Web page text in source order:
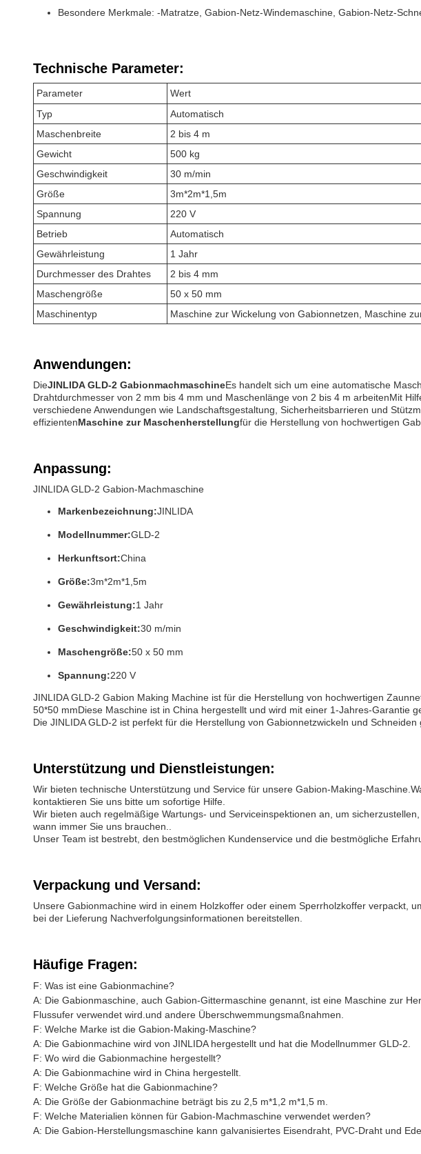
Besondere Merkmale: -Matratze, Gabion-Netz-Windemaschine, Gabion-Netz-
Technische Parameter:
Parameter
Wert
Typ
Automatisch
Maschenbreite
2 bis 4 m
Gewicht
500 kg
Geschwindigkeit
30 m/min
Größe
3m*2m*1,5m
Spannung
220 V
Betrieb
Automatisch
Gewährleistung
1 Jahr
Durchmesser des Drahtes
2 bis 4 mm
Maschengröße
50 x 50 mm
Maschinentyp
Maschine zur Wickelung von Gabionnetzen, Maschine
Anwendungen:
DieJINLIDA GLD-2 GabionmachmaschineEs handelt sich um eine automatische
Drahtdurchmesser von 2 mm bis 4 mm und Maschenlänge von 2 bis 4 m arbeitenMit
verschiedene Anwendungen wie Landschaftsgestaltung, Sicherheitsbarrieren und
effizientenMaschine zur Maschenherstellungfür die Herstellung von hochwertigen
Anpassung:
JINLIDA GLD-2 Gabion-Machmaschine
Markenbezeichnung:JINLIDA
Modellnummer:GLD-2
Herkunftsort:China
Größe:3m*2m*1,5m
Gewährleistung:1 Jahr
Geschwindigkeit:30 m/min
Maschengröße:50 x 50 mm
Spannung:220 V
JINLIDA GLD-2 Gabion Making Machine ist für die Herstellung von hochwertigen
50*50 mmDiese Maschine ist in China hergestellt und wird mit einer 1-Jahres-Garantie
Die JINLIDA GLD-2 ist perfekt für die Herstellung von Gabionnetzwickeln und
Unterstützung und Dienstleistungen:
Wir bieten technische Unterstützung und Service für unsere Gabion-Making-
kontaktieren Sie uns bitte um sofortige Hilfe.
Wir bieten auch regelmäßige Wartungs- und Serviceinspektionen an, um
wann immer Sie uns brauchen..
Unser Team ist bestrebt, den bestmöglichen Kundenservice und die bestmögliche
Verpackung und Versand:
Unsere Gabionmachine wird in einem Holzkoffer oder einem Sperrholzkoffer verpackt,
bei der Lieferung Nachverfolgungsinformationen bereitstellen.
Häufige Fragen:
F: Was ist eine Gabionmachine?
A: Die Gabionmaschine, auch Gabion-Gittermaschine genannt, ist eine Maschine zur
Flussufer verwendet wird.und andere Überschwemmungsmaßnahmen.
F: Welche Marke ist die Gabion-Making-Maschine?
A: Die Gabionmachine wird von JINLIDA hergestellt und hat die Modellnummer GLD-2.
F: Wo wird die Gabionmachine hergestellt?
A: Die Gabionmachine wird in China hergestellt.
F: Welche Größe hat die Gabionmachine?
A: Die Größe der Gabionmachine beträgt bis zu 2,5 m*1,2 m*1,5 m.
F: Welche Materialien können für Gabion-Machmaschine verwendet werden?
A: Die Gabion-Herstellungsmaschine kann galvanisiertes Eisendraht, PVC-Draht und